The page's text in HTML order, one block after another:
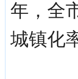
年，全
城镇化